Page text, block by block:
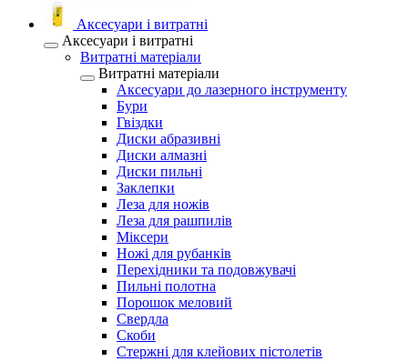
Аксесуари і витратні
Аксесуари і витратні
Витратні матеріали
Витратні матеріали
Аксесуари до лазерного інструменту
Бури
Гвіздки
Диски абразивні
Диски алмазні
Диски пильні
Заклепки
Леза для ножів
Леза для рашпилів
Міксери
Ножі для рубанків
Перехідники та подовжувачі
Пильні полотна
Порошок меловий
Свердла
Скоби
Стержні для клейових пістолетів